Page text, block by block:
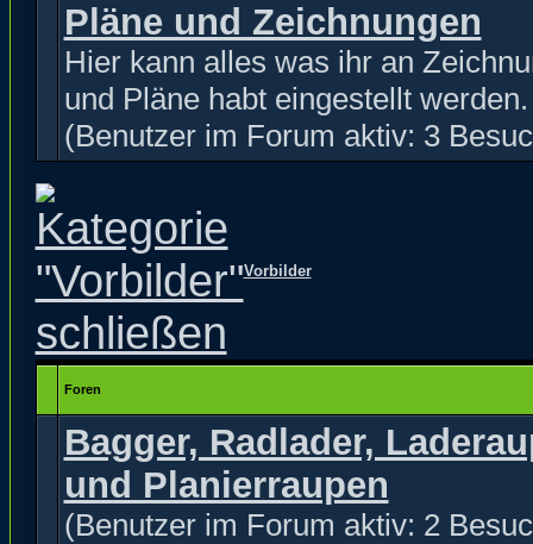
Pläne und Zeichnungen
Hier kann alles was ihr an
und Pläne habt eingestellt werden.
(Benutzer im Forum aktiv: 3
Vorbilder
Foren
Bagger, Radlader,
und Planierraupen
(Benutzer im Forum aktiv: 2